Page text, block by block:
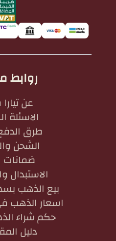
روابط
عن تيارا Tiara
الاسئلة
طرق
الشحن
ضمانات
الاستبدال
بيع الذهب
اسعار الذهب
حكم شراء
دليل